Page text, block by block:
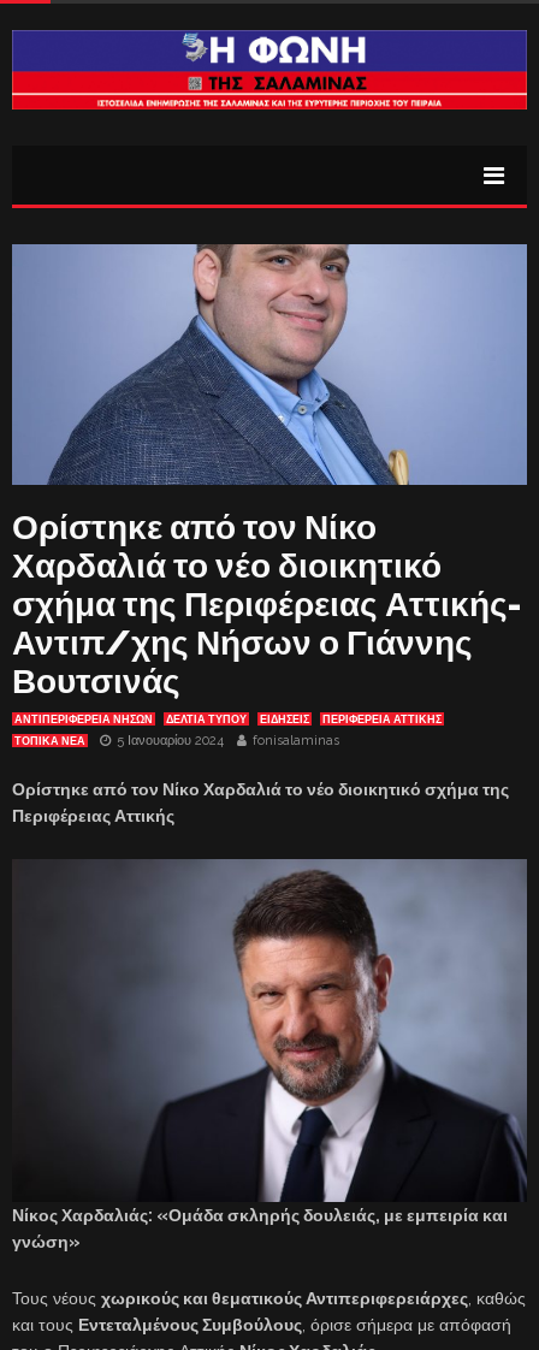
Ορίστηκε από τον Νίκο
Χαρδαλιά το νέο διοικητικό
σχήμα της Περιφέρειας Αττικής-
Αντιπ/χης Νήσων ο Γιάννης
Βουτσινάς
ΑΝΤΙΠΕΡΙΦΈΡΕΙΑ ΝΉΣΩΝ ΔΕΛΤΙΑ ΤΥΠΟΥ ΕΙΔΗΣΕΙΣ
ΠΕΡΙΦΕΡΕΙΑ ΑΤΤΙΚΗΣ
ΤΟΠΙΚΑ ΝΕΑ
5 Ιανουαρίου 2024 fonisalaminas
Ορίστηκε από τον Νίκο Χαρδαλιά το νέο διοικητικό σχήμα της
Περιφέρειας Αττικής
Νίκος Χαρδαλιάς: «Ομάδα σκληρής δουλειάς, με εμπειρία και
γνώση»
Τους νέους χωρικούς και θεματικούς Αντιπεριφερειάρχες , καθώς
και τους Εντεταλμένους Συμβούλους , όρισε σήμερα με απόφασή